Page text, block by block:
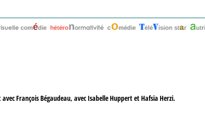
François Bégaudeau, avec Isabelle Huppert et Hafsia Herzi.